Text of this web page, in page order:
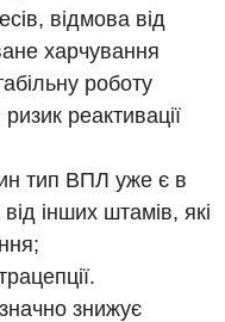
відмова від
харчування
роботу
реактивації
тип ВПЛ уже є в
інших штамів, які
знижує